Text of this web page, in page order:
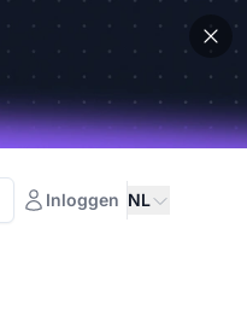
Inloggen NL